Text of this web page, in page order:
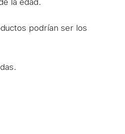
la edad.
podrían ser los